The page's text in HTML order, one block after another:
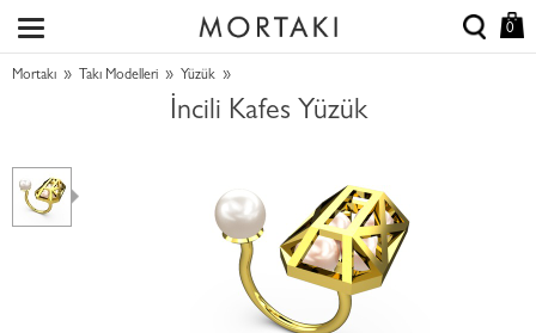
0
Mortakı » Takı Modelleri » Yüzük »
İncili Kafes Yüzük